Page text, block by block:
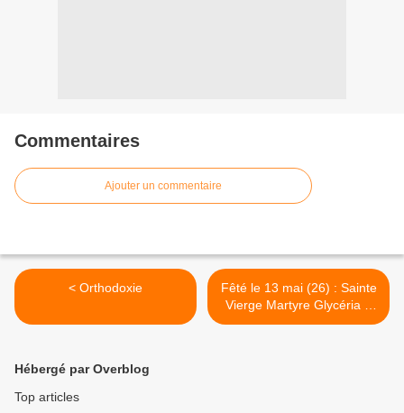
Commentaires
Ajouter un commentaire
< Orthodoxie
Fêté le 13 mai (26) : Sainte
Vierge Martyre Glycéria à
Heracléa >
Hébergé par Overblog
Top articles